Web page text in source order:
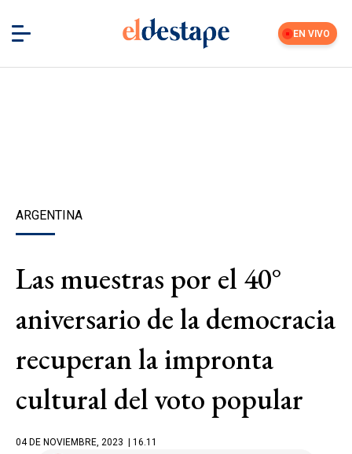
EN VIVO
ARGENTINA
Las muestras por el 40°
aniversario de la democracia
recuperan la impronta
cultural del voto popular
04 DE NOVIEMBRE, 2023 | 16.11